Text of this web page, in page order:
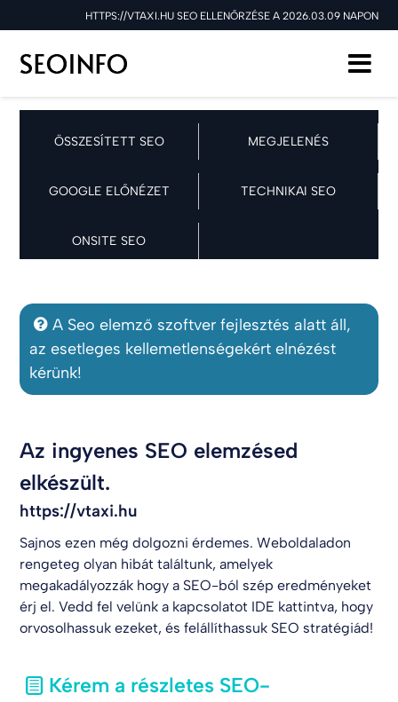
HTTPS://VTAXI.HU SEO ELLENŐRZÉSE A 2026.03.09 NAPON
ÖSSZESÍTETT SEO MEGJELENÉS
GOOGLE ELŐNÉZET TECHNIKAI SEO
ONSITE SEO
A Seo elemző szoftver fejlesztés alatt áll,
az esetleges kellemetlenségekért elnézést
kérünk!
Az ingyenes SEO elemzésed
elkészült.
https://vtaxi.hu
Sajnos ezen még dolgozni érdemes. Weboldaladon
rengeteg olyan hibát találtunk, amelyek
megakadályozzák hogy a SEO-ból szép eredményeket
érj el. Vedd fel velünk a kapcsolatot IDE kattintva, hogy
orvosolhassuk ezeket, és felállíthassuk SEO stratégiád!
Kérem a részletes SEO-